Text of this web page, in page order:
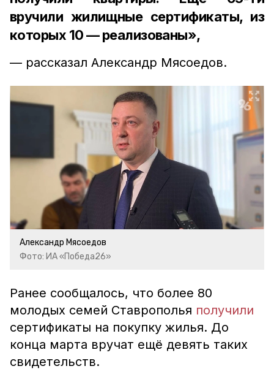
вручили жилищные сертификаты, из
которых 10 — реализованы»,
— рассказал Александр Мясоедов.
Александр Мясоедов
Фото: ИА «Победа26»
Ранее сообщалось, что более 80
молодых семей Ставрополья получили
сертификаты на покупку жилья. До
конца марта вручат ещё девять таких
свидетельств.